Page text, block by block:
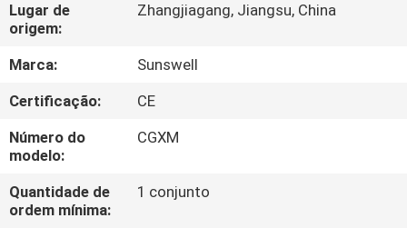
SOBRE
NÓS
EXCURSÃO
DA
FÁBRICA
Lugar de
origem:
Zhangjiagang, Jiangsu, China
Marca:
Sunswell
Certificação:
CE
Número do
modelo:
CGXM
Quantidade de
ordem mínima:
1 conjunto